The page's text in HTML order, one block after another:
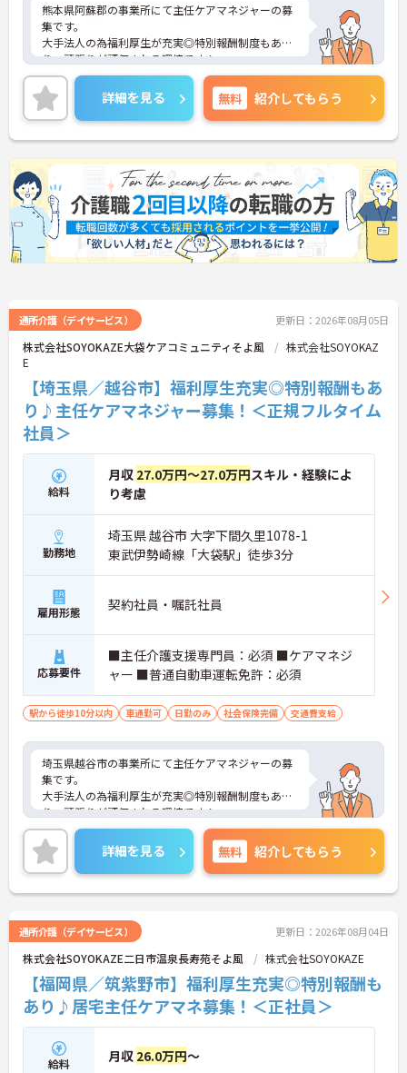
熊本県阿蘇郡の事業所にて主任ケアマネジャーの募
集です。
大手法人の為福利厚生が充実◎特別報酬制度もあ
り、頑張りが評価される環境です！
リフレッシュ休暇が年間17日とプライベートとの両
立も可能です。
ご興味のある方には、面接対策ポイントなどさらに
詳細をお話いたしますので、お気軽にご相談くださ
い。
詳細を見る 無料 紹介してもらう
通所介護（デイサービス） 更新日：2026年08月05日
株式会社SOYOKAZE大袋ケアコミュニティそよ風
株式会社SOYOKAZ
E
【埼玉県／越谷市】福利厚生充実◎特別報酬もあ
り♪主任ケアマネジャー募集！＜正規フルタイム
社員＞
給料
月収 27.0万円～27.0万円スキル・経験によ
り考慮
勤務地
埼玉県 越谷市 大字下間久里1078-1
東武伊勢崎線「大袋駅」徒歩3分
雇用形態 契約社員・嘱託社員
応募要件
■主任介護支援専門員：必須 ■ケアマネジ
ャー ■普通自動車運転免許：必須
駅から徒歩10分以内 車通勤可 日勤のみ 社会保険完備 交通費支給
埼玉県越谷市の事業所にて主任ケアマネジャーの募
集です。
大手法人の為福利厚生が充実◎特別報酬制度もあ
り、頑張りが評価される環境です！
リフレッシュ休暇が年間17日とプライベートとの両
立も可能です。
ご興味のある方には、面接対策ポイントなどさらに
詳細をお話いたしますので、お気軽にご相談くださ
い。
詳細を見る 無料 紹介してもらう
通所介護（デイサービス） 更新日：2026年08月04日
株式会社SOYOKAZE二日市温泉長寿苑そよ風 株式会社SOYOKAZE
【福岡県／筑紫野市】福利厚生充実◎特別報酬も
あり♪居宅主任ケアマネ募集！＜正社員＞
給料 月収 26.0万円～